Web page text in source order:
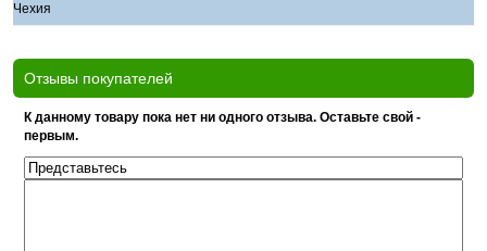
Чехия
Отзывы покупателей
К данному товару пока нет ни одного отзыва. Оставьте свой -
первым.